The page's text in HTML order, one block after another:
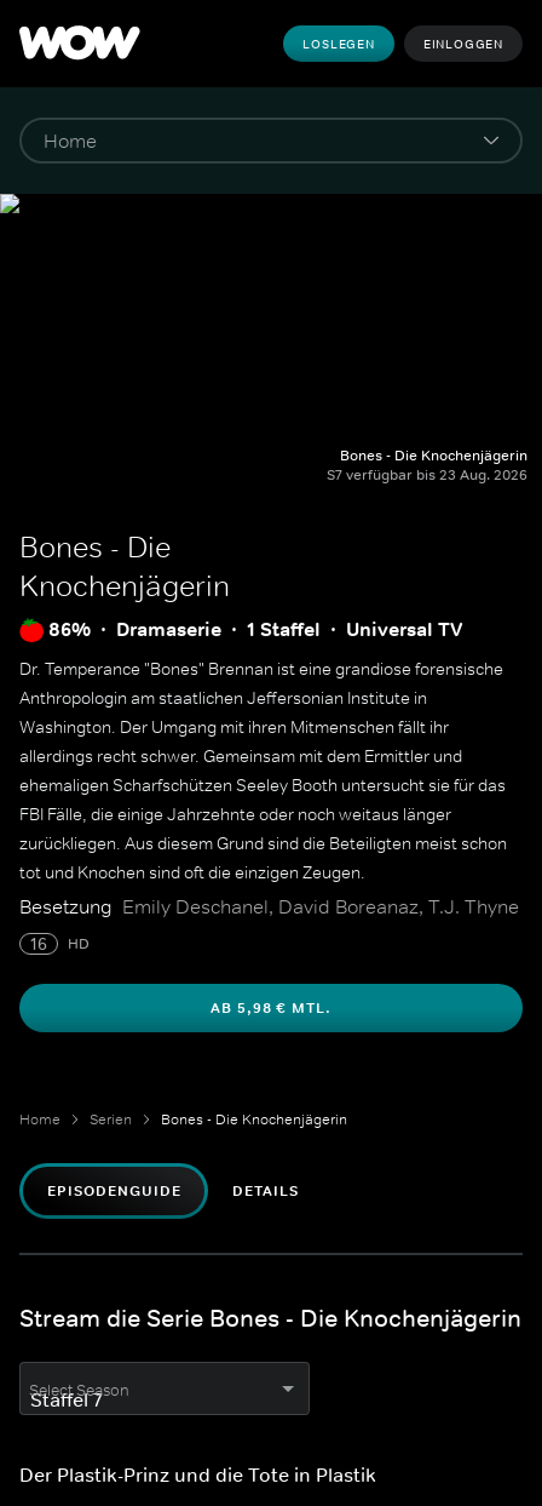
LOSLEGEN EINLOGGEN
Bones - Die Knochenjägerin
S7 verfügbar bis 23 Aug. 2026
Bones - Die
Knochenjägerin
86% Dramaserie 1 Staffel Universal TV
Dr. Temperance "Bones" Brennan ist eine grandiose forensische
Anthropologin am staatlichen Jeffersonian Institute in
Washington. Der Umgang mit ihren Mitmenschen fällt ihr
allerdings recht schwer. Gemeinsam mit dem Ermittler und
ehemaligen Scharfschützen Seeley Booth untersucht sie für das
FBI Fälle, die einige Jahrzehnte oder noch weitaus länger
zurückliegen. Aus diesem Grund sind die Beteiligten meist schon
tot und Knochen sind oft die einzigen Zeugen.
Besetzung Emily Deschanel, David Boreanaz, T.J. Thyne
16 HD
AB 5,98 € MTL.
Home Serien Bones - Die Knochenjägerin
EPISODENGUIDE DETAILS
Stream die Serie Bones - Die Knochenjägerin
Select Season
Der Plastik-Prinz und die Tote in Plastik